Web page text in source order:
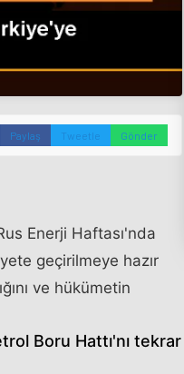
Paylaş Tweetle Gönder
Enerji Haftası'nda
geçirilmeye hazır
ve hükümetin
Boru Hattı'nı tekrar